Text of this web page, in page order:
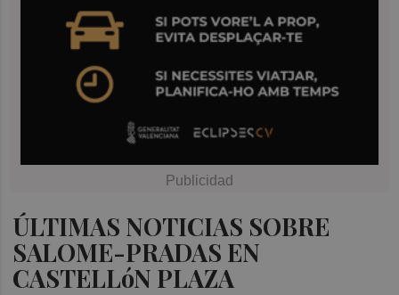
ÚLTIMAS NOTICIAS SOBRE
SALOME-PRADAS EN
CASTELLóN PLAZA